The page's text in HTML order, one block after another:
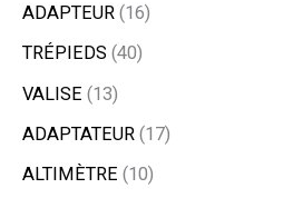
ADAPTEUR 16
TRÉPIEDS 40
VALISE 13
ADAPTATEUR 17
ALTIMÈTRE 10